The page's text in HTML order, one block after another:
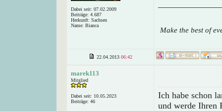
Dabei seit: 07.02.2009
Beiträge: 4.687
Herkunft: Sachsen
Name: Bianca
Make the best of
22.04.2013 06:42
marek113
Mitglied
Dabei seit: 10.05.2023
Beiträge: 46
Ich habe schon
und werde Ihren